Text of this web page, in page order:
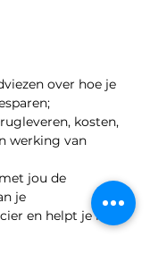
over hoe je
kosten,
werking van
jou de
je
en helpt je met